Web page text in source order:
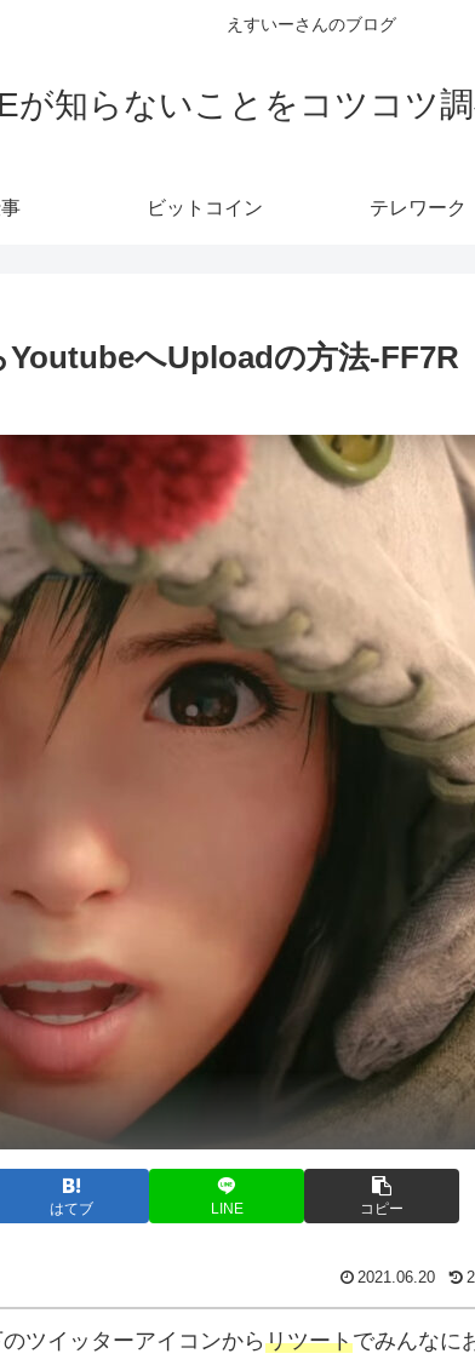
えすいーさんのブログ
が知らないことをコツコツ
ビットコイン テレワーク
へUploadの方法-FF7R
はてブ LINE コピー
2021.06.20
ツイッターアイコンからリツートでみんなに